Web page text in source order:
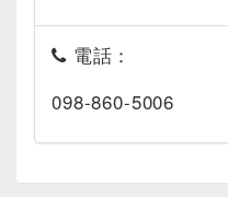
電話：
098-860-5006